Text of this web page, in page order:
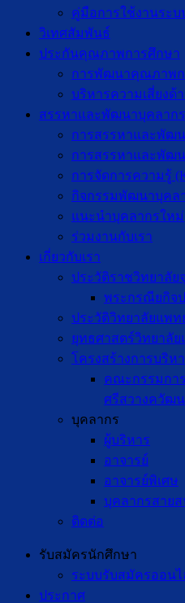
คู่มือการใช้งานระบ
วิเทศสัมพันธ์
ประกันคุณภาพการศึกษา
การพัฒนาคุณภาพก
บริหารความเสี่ยงด้
สรรหาและพัฒนาบุคลากร
การสรรหาและพัฒ
การสรรหาและพัฒ
การจัดการความรู้
กิจกรรมพัฒนาบุคล
แนะนำบุคลากรใหม่
ร่วมงานกับเรา
เกี่ยวกับเรา
ประวัติราชวิทยาลั
พระกรณียกิจ
ประวัติวิทยาลัยแพ
ยุทธศาสตร์วิทยาลั
โครงสร้างการบริห
คณะกรรมกา
ศรีสวางควัฒน
บุคลากร
ผู้บริหาร
อาจารย์
อาจารย์พิเศษ
บุคลากรสาย
ติดต่อ
รับสมัครนักศึกษา
ระบบรับสมัครออน
ประกาศ